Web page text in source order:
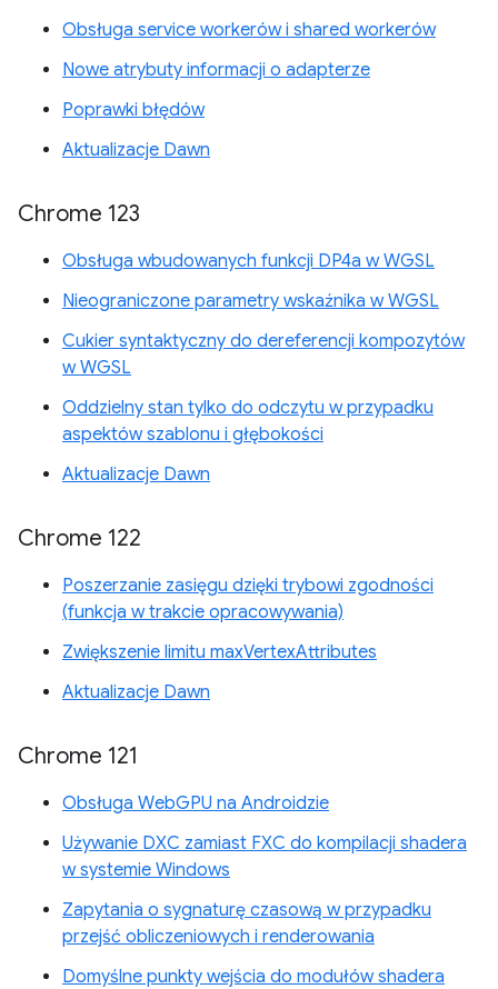
Obsługa service workerów i shared workerów
Nowe atrybuty informacji o adapterze
Poprawki błędów
Aktualizacje Dawn
Chrome 123
Obsługa wbudowanych funkcji DP4a w WGSL
Nieograniczone parametry wskaźnika w WGSL
Cukier syntaktyczny do dereferencji kompozytów
w WGSL
Oddzielny stan tylko do odczytu w przypadku
aspektów szablonu i głębokości
Aktualizacje Dawn
Chrome 122
Poszerzanie zasięgu dzięki trybowi zgodności
(funkcja w trakcie opracowywania)
Zwiększenie limitu maxVertexAttributes
Aktualizacje Dawn
Chrome 121
Obsługa WebGPU na Androidzie
Używanie DXC zamiast FXC do kompilacji shadera
w systemie Windows
Zapytania o sygnaturę czasową w przypadku
przejść obliczeniowych i renderowania
Domyślne punkty wejścia do modułów shadera